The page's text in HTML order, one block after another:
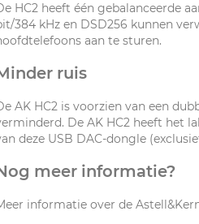
HC2 heeft één gebalanceerde
384 kHz en DSD256 kunnen
aan te sturen.
ruis
AK HC2 is voorzien van een
De AK HC2 heeft het
deze USB DAC-dongle
meer informatie?
informatie over de